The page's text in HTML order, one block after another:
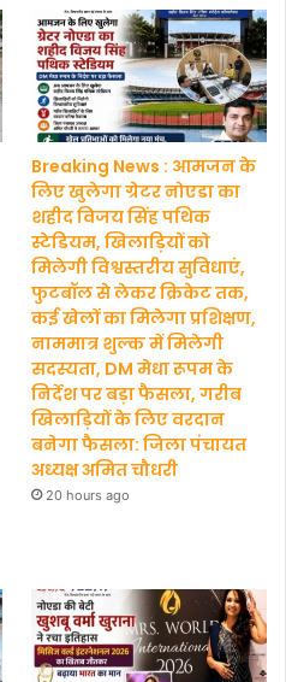
Breaking News : आमजन के
लिए खुलेगा ग्रेटर नोएडा का
शहीद विजय सिंह पथिक
स्टेडियम, खिलाड़ियों को
मिलेगी विश्वस्तरीय सुविधाएं,
फुटबॉल से लेकर क्रिकेट तक,
कई खेलों का मिलेगा प्रशिक्षण,
नाममात्र शुल्क में मिलेगी
सदस्यता, DM मेधा रूपम के
निर्देश पर बड़ा फैसला, गरीब
खिलाड़ियों के लिए वरदान
बनेगा फैसला: जिला पंचायत
अध्यक्ष अमित चौधरी
20 hours ago